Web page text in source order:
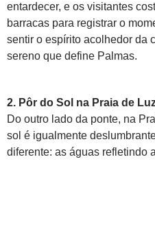
entardecer, e os visitantes
barracas para registrar o
sentir o espírito acolhedor da
sereno que define Palmas.
2. Pôr do Sol na Praia de
Do outro lado da ponte, na
sol é igualmente
diferente: as águas refletindo